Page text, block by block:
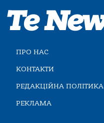
ПРО НАС
КОНТАКТИ
РЕДАКЦІЙНА ПОЛІТИКА
РЕКЛАМА